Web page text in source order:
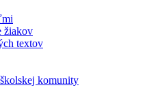
žiakov
textov
komunity